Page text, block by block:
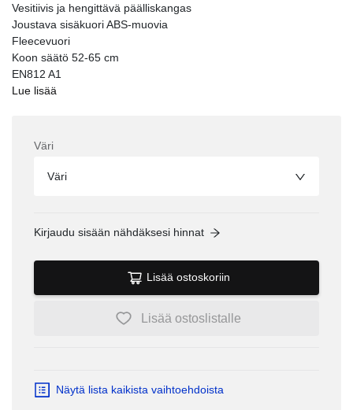
Vesitiivis ja hengittävä päälliskangas
Joustava sisäkuori ABS-muovia
Fleecevuori
Koon säätö 52-65 cm
EN812 A1
Lue lisää
Väri
Väri
Kirjaudu sisään nähdäksesi hinnat
Lisää ostoskoriin
Lisää ostoslistalle
Näytä lista kaikista vaihtoehdoista